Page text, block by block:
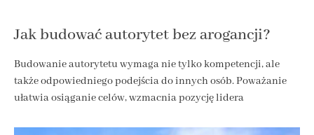
Jak budować autorytet bez arogancji?
Budowanie autorytetu wymaga nie tylko kompetencji, ale
także odpowiedniego podejścia do innych osób. Poważanie
ułatwia osiąganie celów, wzmacnia pozycję lidera